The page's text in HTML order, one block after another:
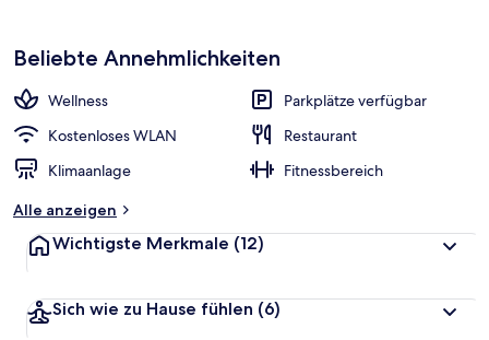
Beliebte Annehmlichkeiten
Wellness
Parkplätze verfügbar
Kostenloses WLAN
Restaurant
Klimaanlage
Fitnessbereich
Alle anzeigen
Wichtigste Merkmale (12)
Sich wie zu Hause fühlen (6)